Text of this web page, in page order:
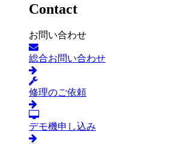
Contact
お問い合わせ
総合お問い合わせ
修理のご依頼
デモ機申し込み